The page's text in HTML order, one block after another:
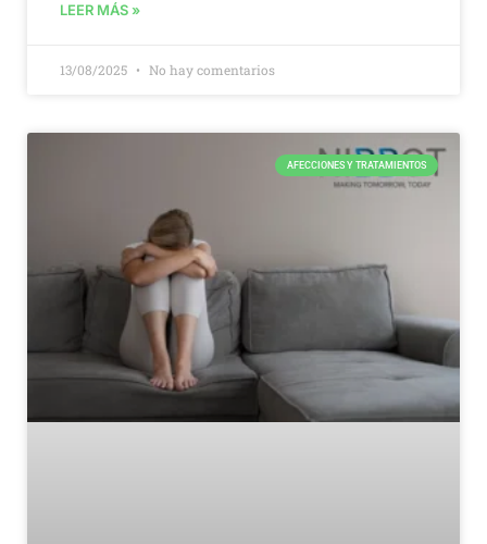
LEER MÁS »
13/08/2025 No hay comentarios
AFECCIONES Y TRATAMIENTOS